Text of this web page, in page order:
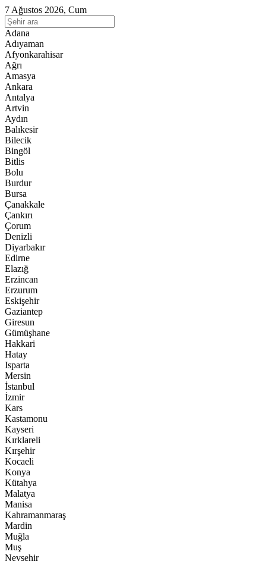
7 Ağustos 2026, Cum
Adana
Adıyaman
Afyonkarahisar
Ağrı
Amasya
Ankara
Antalya
Artvin
Aydın
Balıkesir
Bilecik
Bingöl
Bitlis
Bolu
Burdur
Bursa
Çanakkale
Çankırı
Çorum
Denizli
Diyarbakır
Edirne
Elazığ
Erzincan
Erzurum
Eskişehir
Gaziantep
Giresun
Gümüşhane
Hakkari
Hatay
Isparta
Mersin
İstanbul
İzmir
Kars
Kastamonu
Kayseri
Kırklareli
Kırşehir
Kocaeli
Konya
Kütahya
Malatya
Manisa
Kahramanmaraş
Mardin
Muğla
Muş
Nevşehir